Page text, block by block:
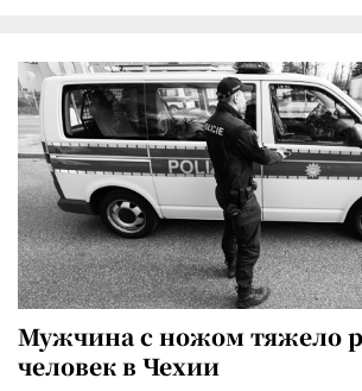
Мужчина с ножом тяжело
человек в Чехии